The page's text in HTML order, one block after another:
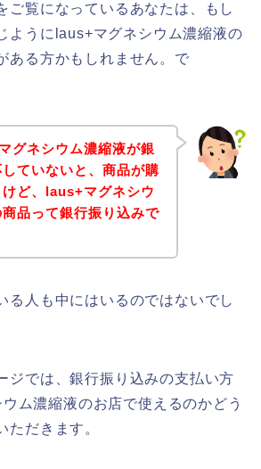
ご覧になっているあなたは、もし
ようにlaus+マグネシウム濃縮液の
ある方かもしれません。で
グネシウム濃縮液が銀
ていないと、商品が購
けど、laus+マグネシウ
品って銀行振り込みで
る人も中にはいるのではないでし
ジでは、銀行振り込みの支払い方
ム濃縮液のお店で使えるのかどう
ただきます。